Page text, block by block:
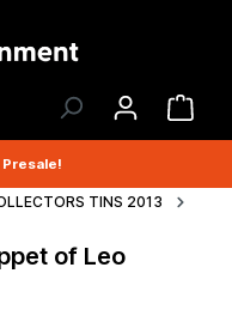
TINS 2013
of Leo